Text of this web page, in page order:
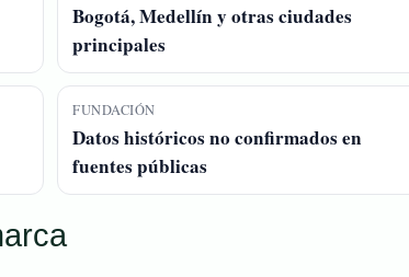
Bogotá, Medellín y otras ciudades
principales
FUNDACIÓN
Datos históricos no confirmados en
fuentes públicas